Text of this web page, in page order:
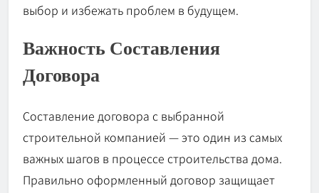
выбор и избежать проблем в будущем.
Важность Составления
Договора
Составление договора с выбранной
строительной компанией — это один из самых
важных шагов в процессе строительства дома.
Правильно оформленный договор защищает